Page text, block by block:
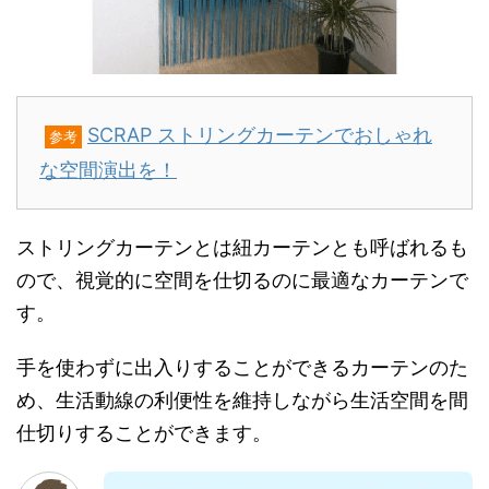
参考
SCRAP ストリングカーテンでおしゃれ
な空間演出を！
ストリングカーテンとは紐カーテンとも呼ばれるも
ので、視覚的に空間を仕切るのに最適なカーテンで
す。
手を使わずに出入りすることができるカーテンのた
め、生活動線の利便性を維持しながら生活空間を間
仕切りすることができます。